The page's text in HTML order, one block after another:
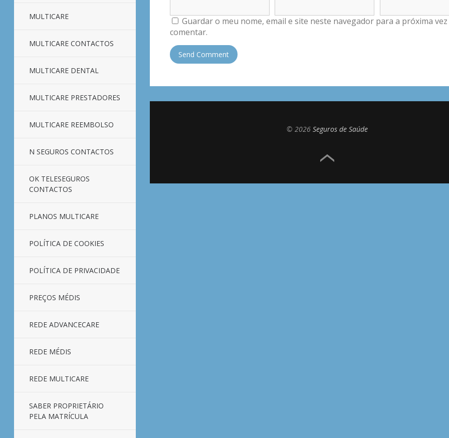
MULTICARE
MULTICARE CONTACTOS
MULTICARE DENTAL
MULTICARE PRESTADORES
MULTICARE REEMBOLSO
N SEGUROS CONTACTOS
OK TELESEGUROS
CONTACTOS
PLANOS MULTICARE
POLÍTICA DE COOKIES
POLÍTICA DE PRIVACIDADE
PREÇOS MÉDIS
REDE ADVANCECARE
REDE MÉDIS
REDE MULTICARE
SABER PROPRIETÁRIO
PELA MATRÍCULA
Guardar o meu nome, email e site neste navegador para a próxima
comentar.
© 2026Seguros de Saúde